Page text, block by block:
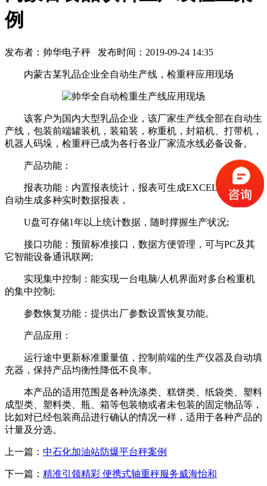
例
发布者：帅华电子秤 发布时间：2019-09-24 14:35
内蒙古某乳品企业全自动生产线，检重秤应用现场
该客户为国内大型乳品企业，该厂家生产线全部在自动生
产线，包装前端罐装机，装箱装，称重机，封箱机、打带机，
机器人码垛，检重秤已成为各行各业厂家流水线必备设备。
产品功能：
报表功能：内置报表统计，报表可生成EXCEL格式，能
自动生成多种实时数据报表，
U盘可存储1年以上统计数据，随时撑握生产状况;
接口功能：预留标准接口，数据方便管理，可与PC及其
它智能设备通讯联网;
实现集中控制：能实现一台电脑/人机界面对多台检重机
的集中控制;
参数恢复功能：提供出厂参数设置恢复功能。
产品应用：
运行途中更新标准重量值，控制前端的生产仪器及自动填
充器，保持产品均衡性降低不良率。
本产品的适用范围是各种洗涤类、糕饼类、纸袋类、塑料
成型类、塑料类、瓶、箱等包装物或者未包装的固定物品等，
比如对已经包装商品进行确认的情况一样，适用于各种产品的
计量及分选。
上一篇： 中石化加油站防爆平台秤案例
下一篇： 精准引领精彩 便携式轴重秤服务威海怡和